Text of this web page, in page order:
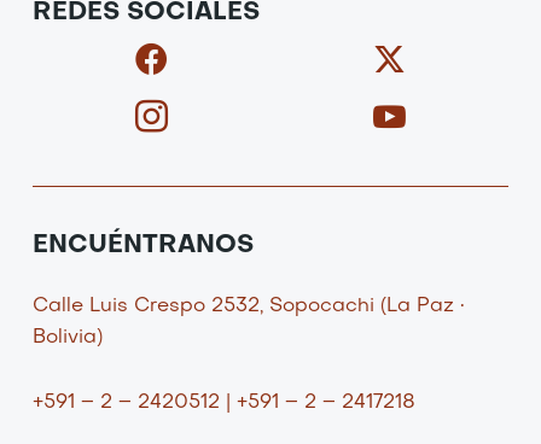
REDES SOCIALES
F
a
c
b
o
X
t
i
r
I
c
o
-
n
t
r
I
o
-
t
e
ENCUÉNTRANOS
Calle Luis Crespo 2532, Sopocachi (La Paz •
Bolivia)
+591 – 2 – 2420512 | +591 – 2 – 2417218